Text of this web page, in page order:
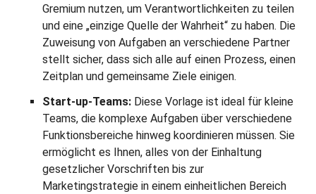
Gremium nutzen, um Verantwortlichkeiten zu teilen
und eine „einzige Quelle der Wahrheit“ zu haben. Die
Zuweisung von Aufgaben an verschiedene Partner
stellt sicher, dass sich alle auf einen Prozess, einen
Zeitplan und gemeinsame Ziele einigen.
Start-up-Teams: Diese Vorlage ist ideal für kleine
Teams, die komplexe Aufgaben über verschiedene
Funktionsbereiche hinweg koordinieren müssen. Sie
ermöglicht es Ihnen, alles von der Einhaltung
gesetzlicher Vorschriften bis zur
Marketingstrategie in einem einheitlichen Bereich